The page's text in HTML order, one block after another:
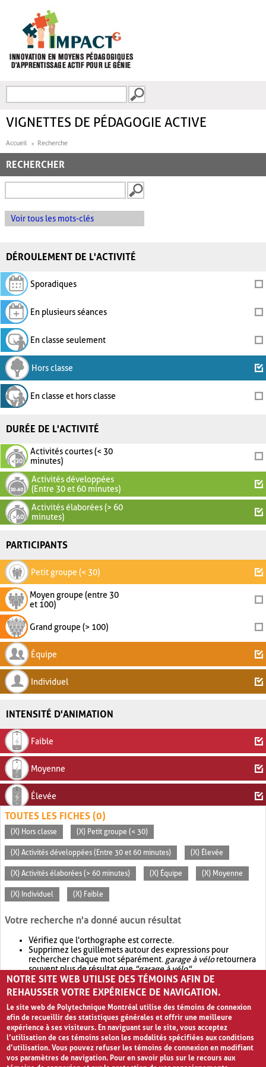
FORMULAIRE DE
VIGNETTES DE PÉDAGOGIE ACTIVE
Accueil Recherche
RECHERCHER
Voir tous les mots-clés
DÉROULEMENT DE L'ACTIVITÉ
Sporadiques
En plusieurs séances
En classe seulement
Hors classe
En classe et hors classe
DURÉE DE L'ACTIVITÉ
Activités courtes (< 30
minutes)
Activités développées
(Entre 30 et 60 minutes)
Activités élaborées (> 60
minutes)
PARTICIPANTS
Petit groupe (< 30)
Moyen groupe (entre 30
et 100)
Grand groupe (> 100)
Équipe
Individuel
INTENSITÉ D'ANIMATION
Faible
Moyenne
Élevée
TOUTES LES FICHES (0)
(X) Hors classe (X) Petit groupe (< 30)
(X) Activités développées (Entre 30 et 60 minutes) (X) Élevée
(X) Activités élaborées (> 60 minutes) (X) Équipe (X) Moyenne
(X) Individuel (X) Faible
Votre recherche n'a donné aucun résultat
Vérifiez que l'orthographe est correcte.
Supprimez les guillemets autour des expressions pour
rechercher chaque mot séparément. garage à véloretournera
souvent plus de résultat que"garage à vélo".
Envisagez d'élargir votre recherche avec OR.garage OR vélo
retournera souvent plus de résultat quegarage à vélo
NOTRE SITE WEB UTILISE DES TÉMOINS AFIN DE
REHAUSSER VOTRE EXPÉRIENCE DE NAVIGATION.
Le site web de Polytechnique Montréal utilise des témoins de connexion
afin de recueillir des statistiques générales et offrir une meilleure
expérience à ses visiteurs. En naviguant sur le site, vous acceptez
l’utilisation de ces témoins selon les modalités spécifiées aux conditions
d’utilisation. Vous pouvez refuser les témoins de connexion en modifiant
vos paramètres de navigation. Pour en savoir plus sur le recours aux